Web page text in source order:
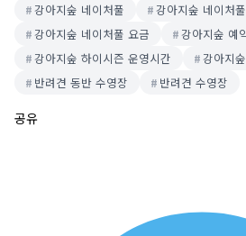
강아지숲 네이처풀
강아지숲 네이처
강아지숲 네이처풀 요금
강아지숲 예
강아지숲 하이시즌 운영시간
강아지
반려견 동반 수영장
반려견 수영장
공유